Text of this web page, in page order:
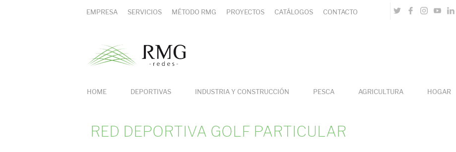
EMPRESA SERVICIOS MÉTODO RMG PROYECTOS CATÁLOGOS CONTACTO
HOME DEPORTIVAS INDUSTRIA Y CONSTRUCCIÓN PESCA AGRICULTURA HOGAR
RED DEPORTIVA GOLF PARTICULAR